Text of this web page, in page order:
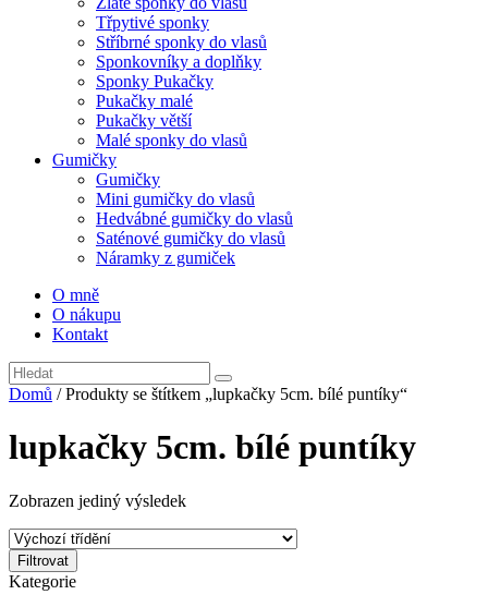
Třpytivé sponky
Stříbrné sponky do vlasů
Sponkovníky a doplňky
Sponky Pukačky
Pukačky malé
Pukačky větší
Malé sponky do vlasů
Gumičky
Gumičky
Mini gumičky do vlasů
Hedvábné gumičky do vlasů
Saténové gumičky do vlasů
Náramky z gumiček
O mně
O nákupu
Kontakt
Domů / Produkty se štítkem „lupkačky 5cm. bílé puntíky“
lupkačky 5cm. bílé puntíky
Zobrazen jediný výsledek
Filtrovat
Kategorie